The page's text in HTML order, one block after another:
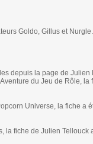
Goldo, Gillus et Nurgle.
depuis la page de Julien
du Jeu de Rôle,
Universe, la fiche a
la fiche de Julien Tellouck